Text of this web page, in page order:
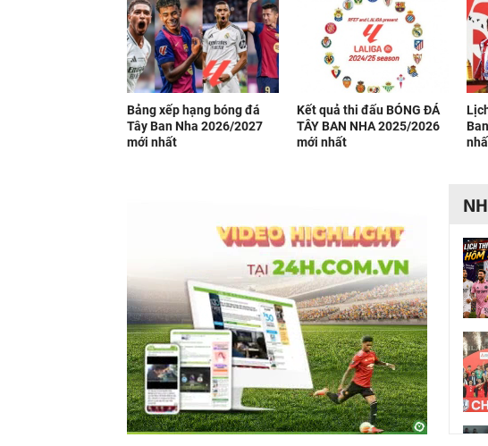
Bảng xếp hạng bóng đá
Tây Ban Nha 2026/2027
mới nhất
Kết quả thi đấu BÓNG ĐÁ
TÂY BAN NHA 2025/2026
mới nhất